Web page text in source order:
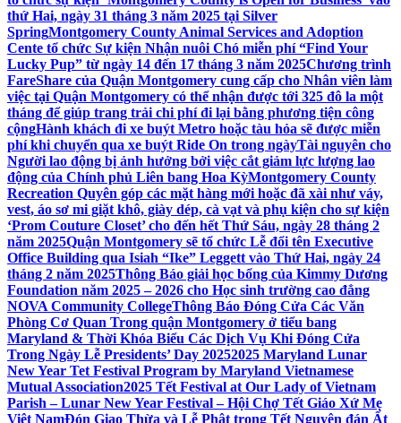
thứ Hai, ngày 31 tháng 3 năm 2025 tại Silver
SpringMontgomery County Animal Services and Adoption
Cente tổ chức Sự kiện Nhận nuôi Chó miễn phí “Find Your
Lucky Pup” từ ngày 14 đến 17 tháng 3 năm 2025Chương trình
FareShare của Quận Montgomery cung cấp cho Nhân viên làm
việc tại Quận Montgomery có thể nhận được tới 325 đô la một
tháng để giúp trang trải chi phí đi lại bằng phương tiện công
cộngHành khách đi xe buýt Metro hoặc tàu hỏa sẽ được miễn
phí khi chuyển qua xe buýt Ride On trong ngàyTài nguyên cho
Người lao động bị ảnh hưởng bởi việc cắt giảm lực lượng lao
động của Chính phủ Liên bang Hoa KỳMontgomery County
Recreation Quyên góp các mặt hàng mới hoặc đã xài như váy,
vest, áo sơ mi giặt khô, giày dép, cà vạt và phụ kiện cho sự kiện
‘Prom Couture Closet’ cho đến hết Thứ Sáu, ngày 28 tháng 2
năm 2025Quận Montgomery sẽ tổ chức Lễ đổi tên Executive
Office Building qua Isiah “Ike” Leggett vào Thứ Hai, ngày 24
tháng 2 năm 2025Thông Báo giải học bổng của Kimmy Dương
Foundation năm 2025 – 2026 cho Học sinh trường cao đẳng
NOVA Community CollegeThông Báo Đóng Cửa Các Văn
Phòng Cơ Quan Trong quận Montgomery ở tiểu bang
Maryland & Thời Khóa Biểu Các Dịch Vụ Khi Đóng Cửa
Trong Ngày Lễ Presidents’ Day 20252025 Maryland Lunar
New Year Tet Festival Program by Maryland Vietnamese
Mutual Association2025 Tết Festival at Our Lady of Vietnam
Parish – Lunar New Year Festival – Hội Chợ Tết Giáo Xứ Mẹ
Việt NamĐón Giao Thừa và Lễ Phật trong Tết Nguyên đán Ất